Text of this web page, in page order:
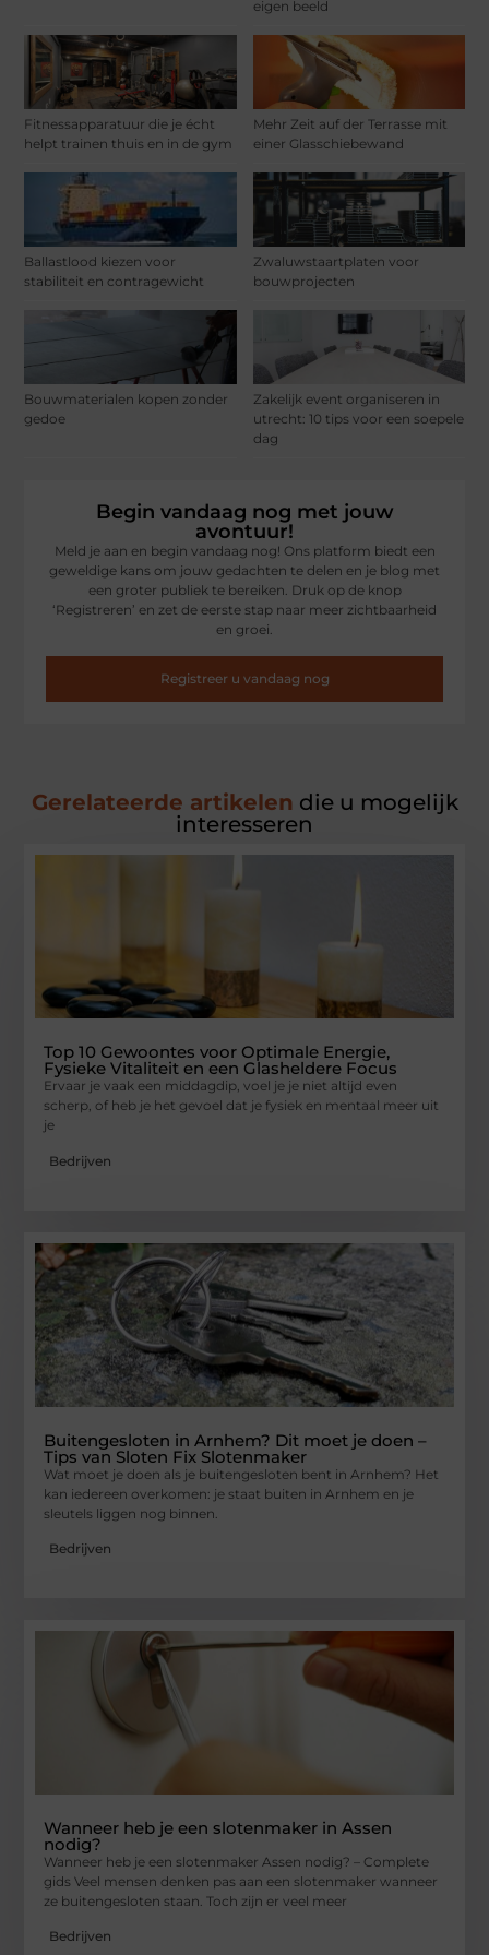
eigen beeld
Fitnessapparatuur die je écht
helpt trainen thuis en in de gym
Mehr Zeit auf der Terrasse mit
einer Glasschiebewand
Ballastlood kiezen voor
stabiliteit en contragewicht
Zwaluwstaartplaten voor
bouwprojecten
Bouwmaterialen kopen zonder
gedoe
Zakelijk event organiseren in
utrecht: 10 tips voor een soepele
dag
Begin vandaag nog met jouw
avontuur!
Meld je aan en begin vandaag nog! Ons platform biedt een
geweldige kans om jouw gedachten te delen en je blog met
een groter publiek te bereiken. Druk op de knop
‘Registreren’ en zet de eerste stap naar meer zichtbaarheid
en groei.
Registreer u vandaag nog
Gerelateerde artikelen die u mogelijk
interesseren
Top 10 Gewoontes voor Optimale Energie,
Fysieke Vitaliteit en een Glasheldere Focus
Ervaar je vaak een middagdip, voel je je niet altijd even
scherp, of heb je het gevoel dat je fysiek en mentaal meer uit
je
Bedrijven
Buitengesloten in Arnhem? Dit moet je doen –
Tips van Sloten Fix Slotenmaker
Wat moet je doen als je buitengesloten bent in Arnhem? Het
kan iedereen overkomen: je staat buiten in Arnhem en je
sleutels liggen nog binnen.
Bedrijven
Wanneer heb je een slotenmaker in Assen
nodig?
Wanneer heb je een slotenmaker Assen nodig? – Complete
gids Veel mensen denken pas aan een slotenmaker wanneer
ze buitengesloten staan. Toch zijn er veel meer
Bedrijven